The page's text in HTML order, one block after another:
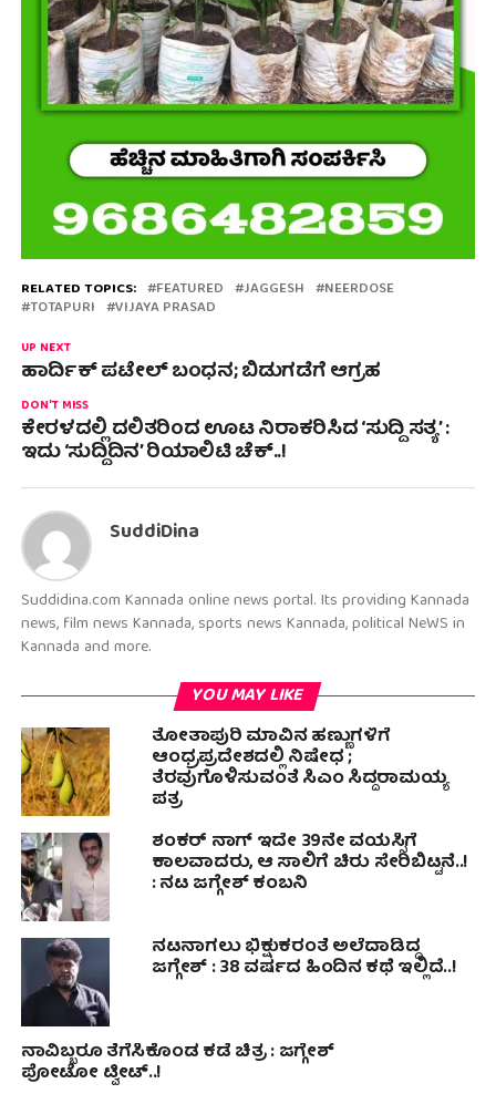
RELATED TOPICS: FEATURED JAGGESH NEERDOSE
TOTAPURI VIJAYA PRASAD
UP NEXT
ಹಾರ್ದಿಕ್ ಪಟೇಲ್ ಬಂಧನ; ಬಿಡುಗಡೆಗೆ ಆಗ್ರಹ
DON'T MISS
ಕೇರಳದಲ್ಲಿ‌ ದಲಿತರಿಂದ ಊಟ ನಿರಾಕರಿಸಿದ ‘ಸುದ್ದಿ ಸತ್ಯ’ :
ಇದು ‘ಸುದ್ದಿದಿನ’ ರಿಯಾಲಿಟಿ ಚೆಕ್..!
SuddiDina
Suddidina.com Kannada online news portal. Its providing Kannada
news, film news Kannada, sports news Kannada, political NeWS in
Kannada and more.
YOU MAY LIKE
ತೋತಾಪುರಿ ಮಾವಿನ ಹಣ್ಣುಗಳಿಗೆ
ಆಂಧ್ರಪ್ರದೇಶದಲ್ಲಿ ನಿಷೇಧ ;
ತೆರವುಗೊಳಿಸುವಂತೆ ಸಿಎಂ ಸಿದ್ದರಾಮಯ್ಯ
ಪತ್ರ
ಶಂಕರ್ ನಾಗ್ ಇದೇ 39ನೇ ವಯಸ್ಸಿಗೆ
ಕಾಲವಾದರು, ಆ ಸಾಲಿಗೆ ಚಿರು ಸೇರಿಬಿಟ್ಟನೆ..!
: ನಟ ಜಗ್ಗೇಶ್ ಕಂಬನಿ
ನಟನಾಗಲು ಭಿಕ್ಷುಕರಂತೆ ಅಲೆದಾಡಿದ್ದ
ಜಗ್ಗೇಶ್ : 38 ವರ್ಷದ ಹಿಂದಿನ ಕಥೆ ಇಲ್ಲಿದೆ..!
ನಾವಿಬ್ಬರೂ ತೆಗೆಸಿಕೊಂಡ ಕಡೆ ಚಿತ್ರ : ಜಗ್ಗೇಶ್
ಪೋಟೋ ಟ್ವೀಟ್..!